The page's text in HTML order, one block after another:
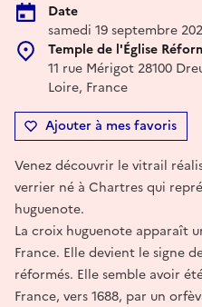
Date
samedi 19 septembre
Temple de l'Église
11 rue Mérigot 28100
Loire, France
Ajouter à mes favoris
Venez découvrir le vitrail
verrier né à Chartres qui
huguenote.
La croix huguenote apparaît
France. Elle devient le signe
réformés. Elle semble avoir
France, vers 1688, par un